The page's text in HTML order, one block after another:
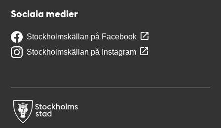
Sociala medier
Stockholmskällan på Facebook
Stockholmskällan på Instagram